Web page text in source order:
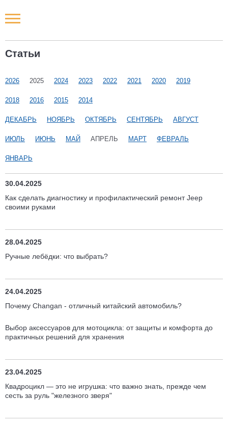
Статьи
2026 2025 2024 2023 2022 2021 2020 2019
2018 2016 2015 2014
ДЕКАБРЬ НОЯБРЬ ОКТЯБРЬ СЕНТЯБРЬ АВГУСТ
ИЮЛЬ ИЮНЬ МАЙ АПРЕЛЬ МАРТ ФЕВРАЛЬ
ЯНВАРЬ
30.04.2025
Как сделать диагностику и профилактический ремонт Jeep
своими руками
28.04.2025
Ручные лебёдки: что выбрать?
24.04.2025
Почему Changan - отличный китайский автомобиль?
Выбор аксессуаров для мотоцикла: от защиты и комфорта до
практичных решений для хранения
23.04.2025
Квадроцикл — это не игрушка: что важно знать, прежде чем
сесть за руль "железного зверя"
Новости РФ
Наши мероприятия
Статьи